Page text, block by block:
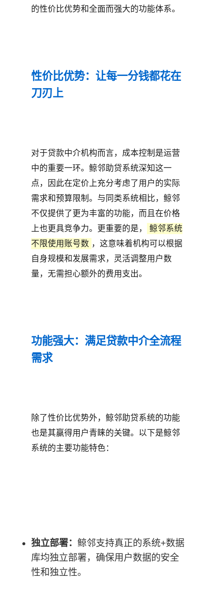
的性价比优势和全面而强大的功能体系。
性价比优势：让每一分钱都花在
刀刃上
对于贷款中介机构而言，成本控制是运营
中的重要一环。鲸邻助贷系统深知这一
点，因此在定价上充分考虑了用户的实际
需求和预算限制。与同类系统相比，鲸邻
不仅提供了更为丰富的功能，而且在价格
上也更具竞争力。更重要的是，
鲸邻系统
不限使用账号数 ，这意味着机构可以根据
自身规模和发展需求，灵活调整用户数
量，无需担心额外的费用支出。
功能强大：满足贷款中介全流程
需求
除了性价比优势外，鲸邻助贷系统的功能
也是其赢得用户青睐的关键。以下是鲸邻
系统的主要功能特色：
独立部署： 鲸邻支持真正的系统+数据
库均独立部署，确保用户数据的安全
性和独立性。